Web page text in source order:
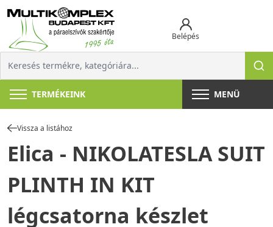
Belépés
TERMÉKEINK MENÜ
Vissza a listához
Elica - NIKOLATESLA SUIT
PLINTH IN KIT
légcsatorna készlet